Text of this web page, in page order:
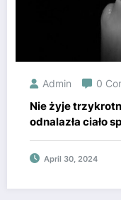
Admin 0
Nie żyje
odnalazła ciało
April 30, 2024